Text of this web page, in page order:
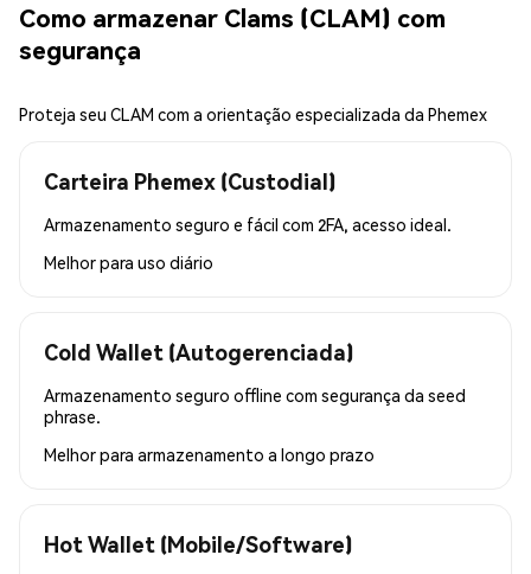
Como armazenar Clams (CLAM) com
segurança
Proteja seu CLAM com a orientação especializada da Phemex
Carteira Phemex (Custodial)
Armazenamento seguro e fácil com 2FA, acesso ideal.
Melhor para uso diário
Cold Wallet (Autogerenciada)
Armazenamento seguro offline com segurança da seed
phrase.
Melhor para armazenamento a longo prazo
Hot Wallet (Mobile/Software)